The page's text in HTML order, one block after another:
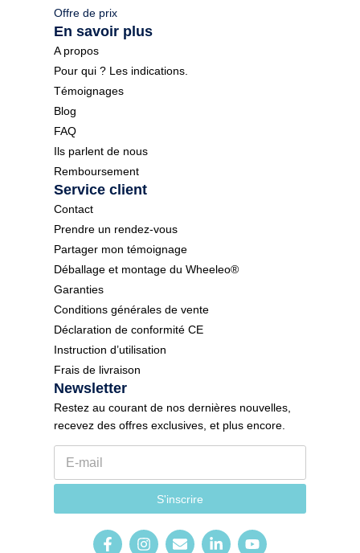
Offre de prix
En savoir plus
A propos
Pour qui ? Les indications.
Témoignages
Blog
FAQ
Ils parlent de nous
Remboursement
Service client
Contact
Prendre un rendez-vous
Partager mon témoignage
Déballage et montage du Wheeleo®
Garanties
Conditions générales de vente
Déclaration de conformité CE
Instruction d’utilisation
Frais de livraison
Newsletter
Restez au courant de nos dernières nouvelles,
recevez des offres exclusives, et plus encore.
w
E
m
S'inscrire